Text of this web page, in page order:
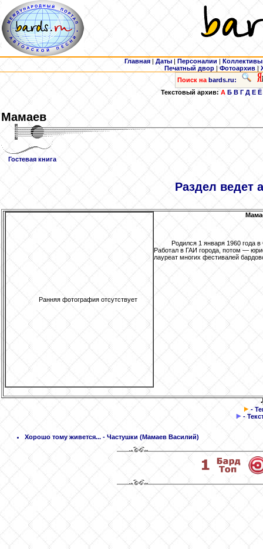
Главная | Даты | Персоналии | Коллективы
Печатный двор |Фотоархив |
Поиск на bards.ru:
Текстовый архив:А Б В Г Д Е Ё
Мамаев
Гостевая книга
Раздел ведет
Ранняя фотография отсутствует
Родился 1 января 1960 года
Работал в ГАИ города, потом —
лауреат многих фестивалей
-
-
Хорошо тому живется... - Частушки (Мамаев Василий)